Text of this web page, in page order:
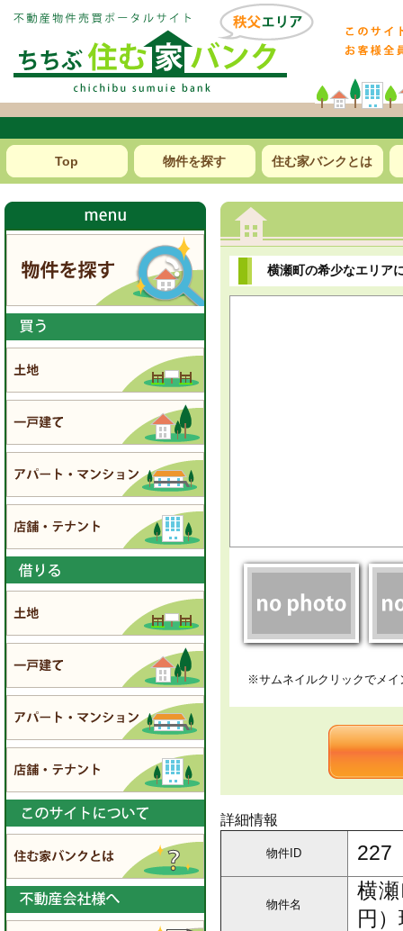
Top 物件を探す 住む家バンクとは
横瀬町の希少なエリア
※サムネイルクリックでメ
詳細情報
物件ID 227
物件名
横
円